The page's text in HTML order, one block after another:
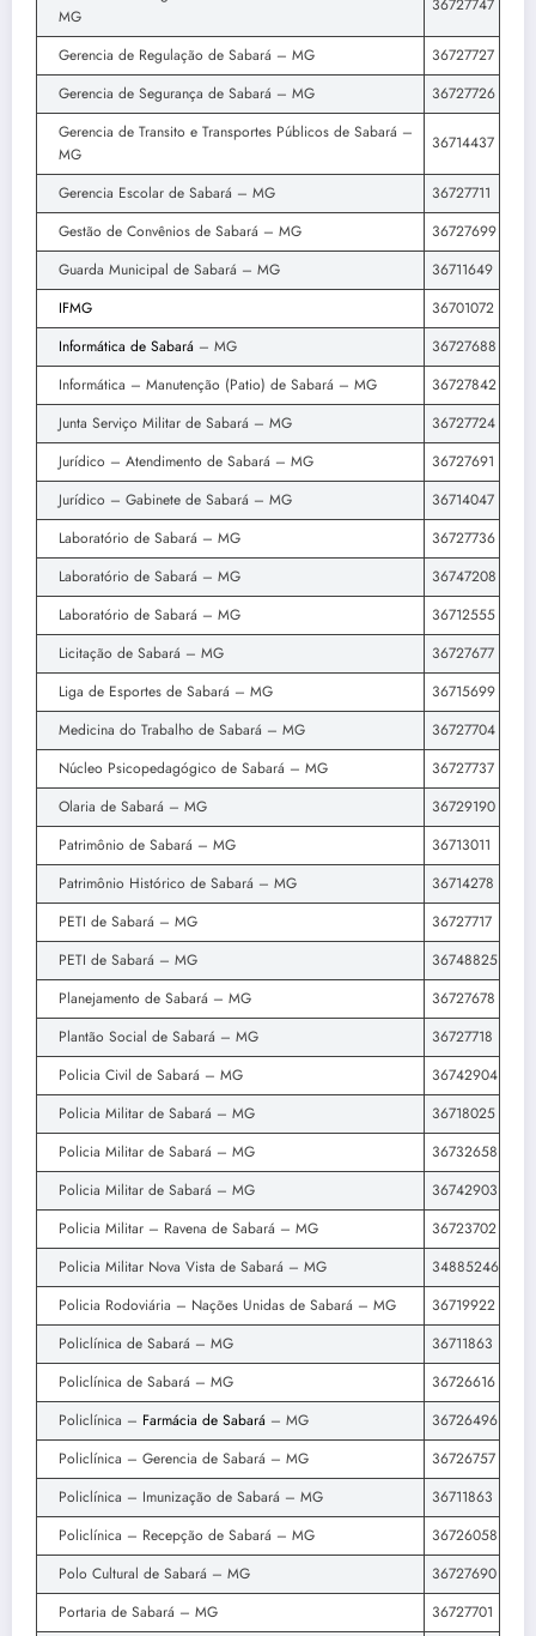
MG
36727747
Gerencia de Regulação de Sabará – MG
36727727
Gerencia de Segurança de Sabará – MG
36727726
Gerencia de Transito e Transportes Públicos de Sabará –
MG
36714437
Gerencia Escolar de Sabará – MG
36727711
Gestão de Convênios de Sabará – MG
36727699
Guarda Municipal de Sabará – MG
36711649
IFMG
36701072
Informática de Sabará – MG
36727688
Informática – Manutenção (Patio) de Sabará – MG
36727842
Junta Serviço Militar de Sabará – MG
36727724
Jurídico – Atendimento de Sabará – MG
36727691
Jurídico – Gabinete de Sabará – MG
36714047
Laboratório de Sabará – MG
36727736
Laboratório de Sabará – MG
36747208
Laboratório de Sabará – MG
36712555
Licitação de Sabará – MG
36727677
Liga de Esportes de Sabará – MG
36715699
Medicina do Trabalho de Sabará – MG
36727704
Núcleo Psicopedagógico de Sabará – MG
36727737
Olaria de Sabará – MG
36729190
Patrimônio de Sabará – MG
36713011
Patrimônio Histórico de Sabará – MG
36714278
PETI de Sabará – MG
36727717
PETI de Sabará – MG
36748825
Planejamento de Sabará – MG
36727678
Plantão Social de Sabará – MG
36727718
Policia Civil de Sabará – MG
36742904
Policia Militar de Sabará – MG
36718025
Policia Militar de Sabará – MG
36732658
Policia Militar de Sabará – MG
36742903
Policia Militar – Ravena de Sabará – MG
36723702
Policia Militar Nova Vista de Sabará – MG
34885246
Policia Rodoviária – Nações Unidas de Sabará – MG
36719922
Policlínica de Sabará – MG
36711863
Policlínica de Sabará – MG
36726616
Policlínica – Farmácia de Sabará – MG
36726496
Policlínica – Gerencia de Sabará – MG
36726757
Policlínica – Imunização de Sabará – MG
36711863
Policlínica – Recepção de Sabará – MG
36726058
Polo Cultural de Sabará – MG
36727690
Portaria de Sabará – MG
36727701